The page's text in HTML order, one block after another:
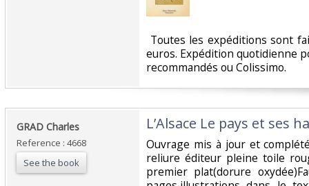
Toutes les expéditions sont
euros. Expédition quotidienne
recommandés ou Colissimo. ‎
‎GRAD Charles ‎
Reference : 4668
See the book
‎L’Alsace Le pays et ses
‎Ouvrage mis à jour et
reliure éditeur pleine toile
premier plat(dorure